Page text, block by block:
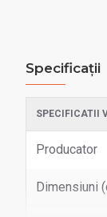
Specificații
SPECIFICATII
Producator
Dimensiuni